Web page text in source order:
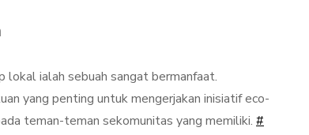
lokal ialah sebuah sangat bermanfaat.
yang penting untuk mengerjakan inisiatif eco-
teman-teman sekomunitas yang memiliki. #